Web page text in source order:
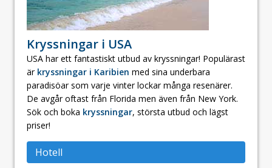
Kryssningar i USA
USA har ett fantastiskt utbud av kryssningar! Populärast
är kryssningar i Karibien med sina underbara
paradisöar som varje vinter lockar många resenärer.
De avgår oftast från Florida men även från New York.
Sök och boka kryssningar, största utbud och lägst
priser!
Hotell